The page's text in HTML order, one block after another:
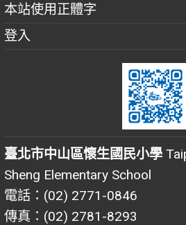
本站使用正體字
登入
臺北市中山區懷生國民小學
Sheng Elementary School
電話：(02) 2771-0846
傳真：(02) 2781-8293